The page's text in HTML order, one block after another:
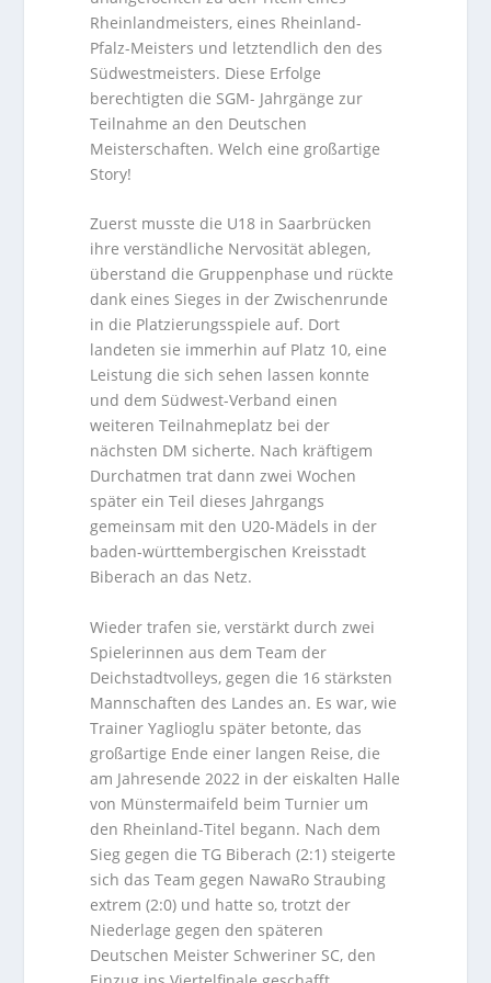
Rheinlandmeisters, eines Rheinland-
Pfalz-Meisters und letztendlich den des
Südwestmeisters. Diese Erfolge
berechtigten die SGM- Jahrgänge zur
Teilnahme an den Deutschen
Meisterschaften. Welch eine großartige
Story!
Zuerst musste die U18 in Saarbrücken
ihre verständliche Nervosität ablegen,
überstand die Gruppenphase und rückte
dank eines Sieges in der Zwischenrunde
in die Platzierungsspiele auf. Dort
landeten sie immerhin auf Platz 10, eine
Leistung die sich sehen lassen konnte
und dem Südwest-Verband einen
weiteren Teilnahmeplatz bei der
nächsten DM sicherte. Nach kräftigem
Durchatmen trat dann zwei Wochen
später ein Teil dieses Jahrgangs
gemeinsam mit den U20-Mädels in der
baden-württembergischen Kreisstadt
Biberach an das Netz.
Wieder trafen sie, verstärkt durch zwei
Spielerinnen aus dem Team der
Deichstadtvolleys, gegen die 16 stärksten
Mannschaften des Landes an. Es war, wie
Trainer Yaglioglu später betonte, das
großartige Ende einer langen Reise, die
am Jahresende 2022 in der eiskalten Halle
von Münstermaifeld beim Turnier um
den Rheinland-Titel begann. Nach dem
Sieg gegen die TG Biberach (2:1) steigerte
sich das Team gegen NawaRo Straubing
extrem (2:0) und hatte so, trotzt der
Niederlage gegen den späteren
Deutschen Meister Schweriner SC, den